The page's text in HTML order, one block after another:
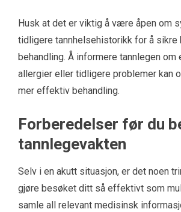
Husk at det er viktig å være åpen om
tidligere tannhelsehistorikk for å sikre
behandling. Å informere tannlegen om
allergier eller tidligere problemer kan
mer effektiv behandling.
Forberedelser før du
tannlegevakten
Selv i en akutt situasjon, er det noen
gjøre besøket ditt så effektivt som
samle all relevant medisinsk